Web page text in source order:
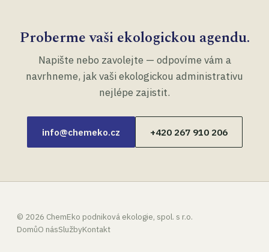
Proberme vaši ekologickou agendu.
Napište nebo zavolejte — odpovíme vám a
navrhneme, jak vaši ekologickou administrativu
nejlépe zajistit.
info@chemeko.cz +420 267 910 206
© 2026 ChemEko podniková ekologie, spol. s r.o.
DomůO násSlužbyKontakt